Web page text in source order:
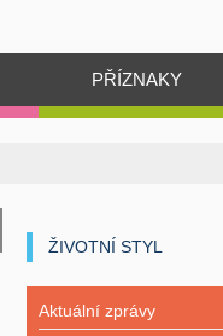
PŘÍZNAKY
ŽIVOTNÍ STYL
Aktuální zprávy